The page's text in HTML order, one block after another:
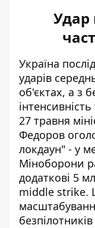
Удар
Україна
ударів
об'єктах, а з
27 травня
Федоров
локдаун" - у
Міноборони
додаткові 5
middle strike.